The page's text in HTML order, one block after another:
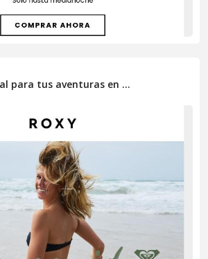
para tus aventuras en ...